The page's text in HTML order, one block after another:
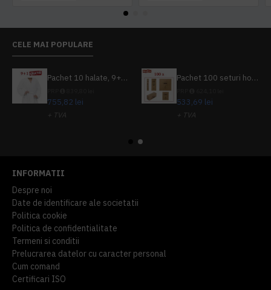
CELE MAI POPULARE
Pachet 10 halate, 9+1 gratuit
755,82 lei
+ TVA
Pachet 100 seturi hoteliere, set dentar, set barbierit, casca de dus, pila unghii, set cusut
533,69 lei
+ TVA
INFORMATII
Despre noi
Date de identificare ale societatii
Politica cookie
Politica de confidentialitate
Termeni si conditii
Prelucrarea datelor cu caracter personal
Cum comand
Certificari ISO